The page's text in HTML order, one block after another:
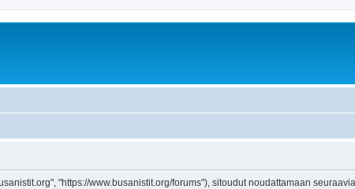
"https://www.busanistit.org/forums"), sitoudut noudattamaan